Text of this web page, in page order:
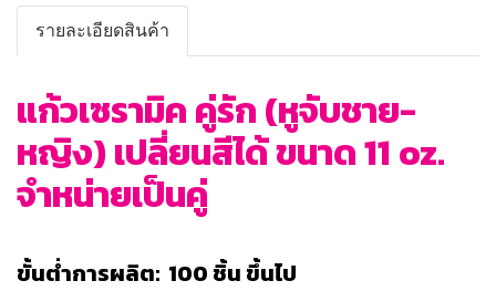
รายละเอียดสินค้า
แก้วเซรามิค คู่รัก (หูจับชาย-
หญิง) เปลี่ยนสีได้ ขนาด 11 oz.
จำหน่ายเป็นคู่
ขั้นต่ำการผลิต: 100 ชิ้น ขึ้นไป